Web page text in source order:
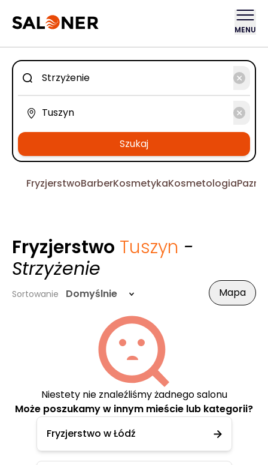
MENU
Szukaj
FryzjerstwoBarberKosmetykaKosmetologia
Fryzjerstwo Tuszyn -
Strzyżenie
Sortowanie Domyślnie Mapa
Niestety nie znaleźliśmy żadnego salonu
Może poszukamy w innym mieście lub kategorii?
Fryzjerstwo w Łódź